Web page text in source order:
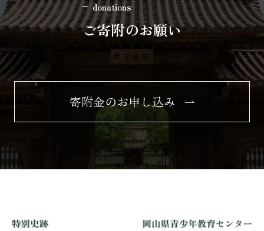
donations
ご寄附のお願い
寄附金のお申し込み